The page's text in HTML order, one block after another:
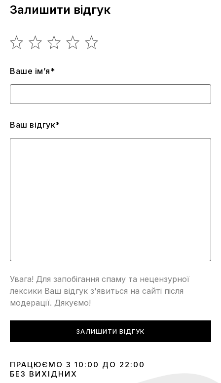
Залишити відгук
Ваше ім’я*
Ваш відгук*
Увага! Для запобігання спаму та нецензурної
лексики Ваш відгук з'явиться на сайті після
модерації. Дякуємо!
ЗАЛИШИТИ ВІДГУК
ПРАЦЮЄМО З 10:00 ДО 22:00
БЕЗ ВИХІДНИХ